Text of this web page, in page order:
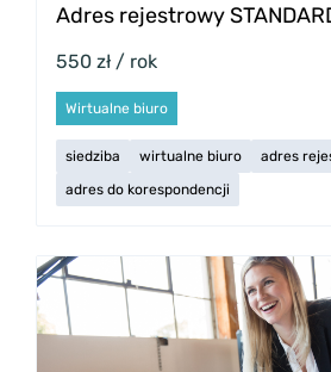
Adres rejestrowy
550 zł / rok
Wirtualne biuro
siedziba wirtualne biuro
adres
adres do korespondencji